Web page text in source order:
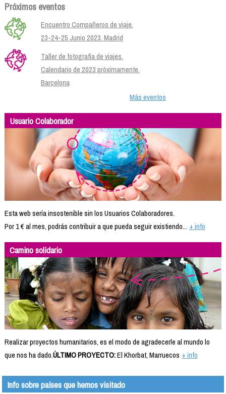
Próximos eventos
Encuentro Compañeros de viaje.
23-24-25 Junio 2023. Madrid
Taller de fotografía de viajes.
Calendario de 2023 próximamente.
Barcelona
Más eventos
Usuario Colaborador
Esta web sería insostenible sin los Usuarios Colaboradores.
Por 1 € al mes, podrás contribuir a que pueda seguir existiendo... + info
Camino solidario
Realizar proyectos humanitarios, es el modo de agradecerle al mundo lo
que nos ha dado.ÚLTIMO PROYECTO:El Khorbat, Marruecos + info
Info sobre países que hemos visitado